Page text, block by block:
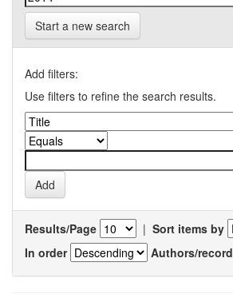
Start a new search
Add filters:
Use filters to refine the search results.
Results/Page | Sort items by
In order
Authors/record